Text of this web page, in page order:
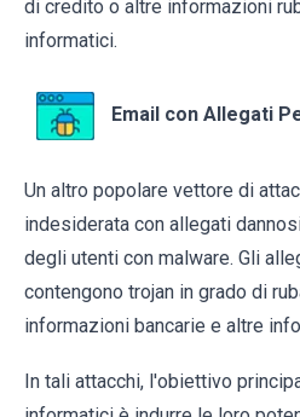
di credito o altre informazioni
informatici.
Email con Allegati
Un altro popolare vettore di
indesiderata con allegati
degli utenti con malware. Gli
contengono trojan in grado di
informazioni bancarie e altre
In tali attacchi, l'obiettivo